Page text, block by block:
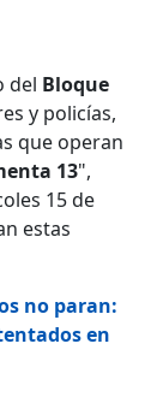
del Bloque
y policías,
que operan
13",
15 de
estas
no paran:
en